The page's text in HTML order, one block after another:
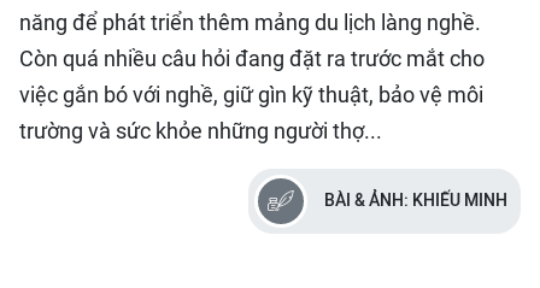
năng để phát triển thêm mảng du lịch làng nghề.
Còn quá nhiều câu hỏi đang đặt ra trước mắt cho
việc gắn bó với nghề, giữ gìn kỹ thuật, bảo vệ môi
trường và sức khỏe những người thợ...
BÀI & ẢNH: KHIẾU MINH